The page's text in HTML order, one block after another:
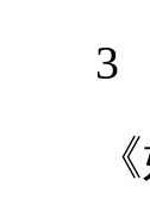
3
《好